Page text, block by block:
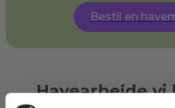
Bestil en
Havearbejde